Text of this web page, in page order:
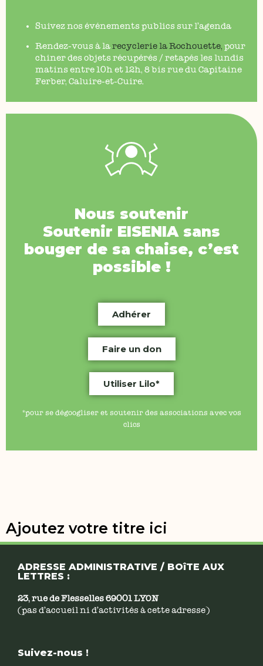
Suivez nos événements publics sur l’agenda
Rendez-vous à larecyclerie la Rochouette, pour
chiner des objets récupérés / retapés les lundis
matins entre 10h et 12h, 8 bis rue du Capitaine
Ferber, Caluire-et-Cuire.
Nous soutenir
Soutenir EISENIA sans
bouger de sa chaise, c’est
possible !
Adhérer
Faire un don
Utiliser Lilo*
*pour se dégoogliser et soutenir des associations avec vos
clics
Ajoutez votre titre ici
ADRESSE ADMINISTRATIVE / BOîTE AUX
LETTRES :
23, rue de Flesselles 69001 LYON
(pas d’accueil ni d’activités à cette adresse)
Suivez-nous !